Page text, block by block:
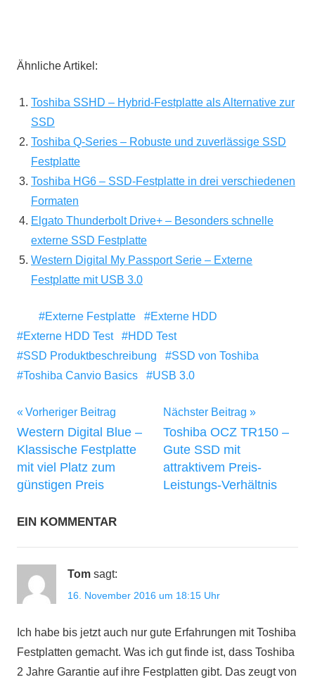
Ähnliche Artikel:
Toshiba SSHD – Hybrid-Festplatte als Alternative zur
SSD
Toshiba Q-Series – Robuste und zuverlässige SSD
Festplatte
Toshiba HG6 – SSD-Festplatte in drei verschiedenen
Formaten
Elgato Thunderbolt Drive+ – Besonders schnelle
externe SSD Festplatte
Western Digital My Passport Serie – Externe
Festplatte mit USB 3.0
Externe Festplatte
Externe HDD
Externe HDD Test
HDD Test
SSD Produktbeschreibung
SSD von Toshiba
Toshiba Canvio Basics
USB 3.0
Beitragsnavigation
Vorheriger Beitrag
Western Digital Blue –
Klassische Festplatte
mit viel Platz zum
günstigen Preis
Nächster Beitrag
Toshiba OCZ TR150 –
Gute SSD mit
attraktivem Preis-
Leistungs-Verhältnis
EIN KOMMENTAR
Tom sagt:
16. November 2016 um 18:15 Uhr
Ich habe bis jetzt auch nur gute Erfahrungen mit Toshiba
Festplatten gemacht. Was ich gut finde ist, dass Toshiba
2 Jahre Garantie auf ihre Festplatten gibt. Das zeugt von